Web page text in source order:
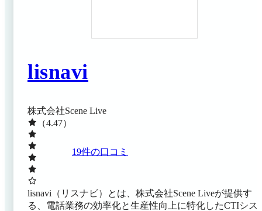
lisnavi
株式会社Scene Live
（4.47）
19件の口コミ
lisnavi（リスナビ）とは、株式会社Scene Liveが提供す
る、電話業務の効率化と生産性向上に特化したCTIシス